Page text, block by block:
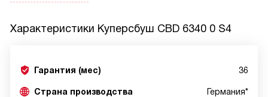
Характеристики Куперсбуш CBD 6340 0 S4
Гарантия (мес) 36
Страна производства Германия*